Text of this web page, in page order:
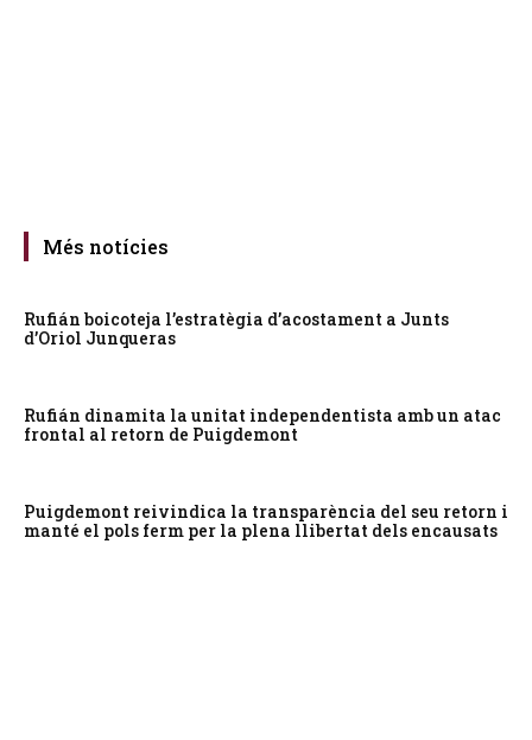
Més notícies
Rufián boicoteja l’estratègia d’acostament a Junts
d’Oriol Junqueras
Rufián dinamita la unitat independentista amb un atac
frontal al retorn de Puigdemont
Puigdemont reivindica la transparència del seu retorn i
manté el pols ferm per la plena llibertat dels encausats